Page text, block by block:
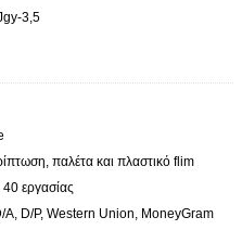
3,5
παλέτα και πλαστικό flim
εργασίας
A, D/P, Western Union, MoneyGram